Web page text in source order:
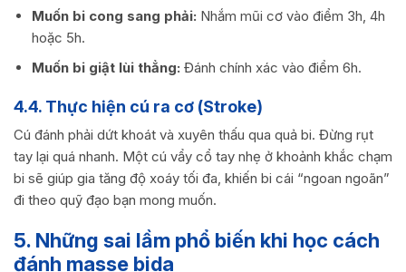
Muốn bi cong sang phải: Nhắm mũi cơ vào điểm 3h, 4h
hoặc 5h.
Muốn bi giật lùi thẳng: Đánh chính xác vào điểm 6h.
4.4. Thực hiện cú ra cơ (Stroke)
Cú đánh phải dứt khoát và xuyên thấu qua quả bi. Đừng rụt
tay lại quá nhanh. Một cú vẩy cổ tay nhẹ ở khoảnh khắc chạm
bi sẽ giúp gia tăng độ xoáy tối đa, khiến bi cái “ngoan ngoãn”
đi theo quỹ đạo bạn mong muốn.
5. Những sai lầm phổ biến khi học cách
đánh masse bida